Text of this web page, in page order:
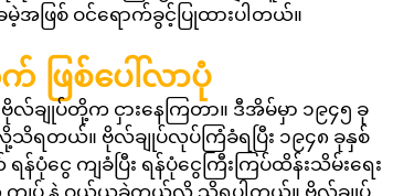
ခမဲ့အဖြစ် ဝင်ရောက်ခွင့်ပြုထားပါတယ်။
ဖြစ်ပေါ်လာပုံ
ျုပ်တို့က ငှားနေကြတာ။ ဒီအိမ်မှာ ၁၉၄၅ ခု
တယ်။ ဗိုလ်ချုပ်လုပ်ကြံခံရပြီး ၁၉၄၈ ခုနှစ်
ငွေ ကျခံပြီး ရန်ပုံငွေကြီးကြပ်ထိန်းသိမ်းရေး